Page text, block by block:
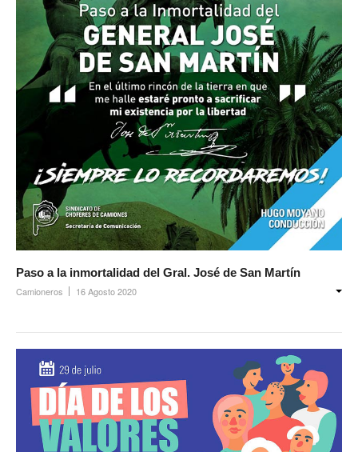
Paso a la inmortalidad del Gral. José de San Martín
Camioneros 16 Agosto 2020